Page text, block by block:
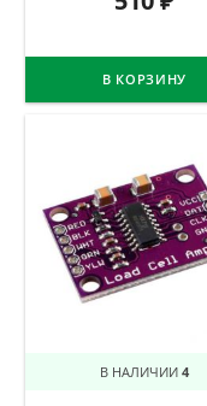
В КОРЗИНУ
В НАЛИЧИИ 4